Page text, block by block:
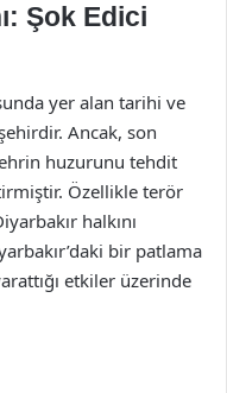
Şok Edici
yer alan tarihi ve
Ancak, son
huzurunu tehdit
Özellikle terör
halkını
bir patlama
etkiler üzerinde